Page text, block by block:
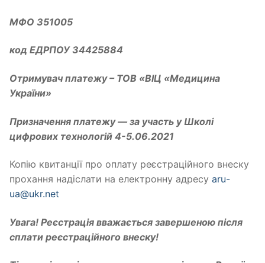
МФО 351005
код ЕДРПОУ 34425884
Отримувач платежу – ТОВ «ВІЦ «Медицина
України»
Призначення платежу — за участь у Школі
цифрових технологій 4-5.06.2021
Копію квитанції про оплату реєстраційного внеску
прохання надіслати на електронну адресу aru-
ua@ukr.net
Увага! Реєстрація вважається завершеною після
сплати реєстраційного внеску!